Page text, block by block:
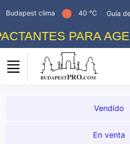
Budapest clima 40 °C Guía
PARA
Vendido
En venta